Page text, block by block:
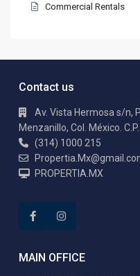
Commercial Rentals
Contact us
Av. Vista Hermosa s/n,
Menzanillo, Col. México.
(314) 1000 215
PROPERTIA.MX
MAIN OFFICE